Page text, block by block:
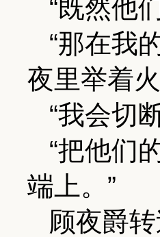
“既然他
“那在我
夜里举着
“我会切
“把他们
端上。”
顾夜爵转